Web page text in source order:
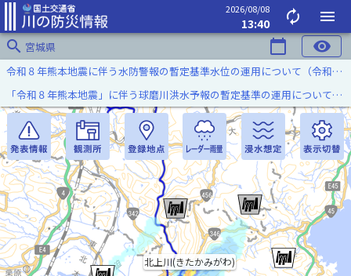
2026/08/08
13:40 autorenew
menu
search 宮城県 calendar_today visibility
北上川(きたかみがわ)
令和８年熊本地震に伴う水防警報の暫定基準水位の運用について（令和８年８月７日）
「令和８年熊本地震」に伴う球磨川洪水予報の暫定基準の運用について（令和８年８月５日）